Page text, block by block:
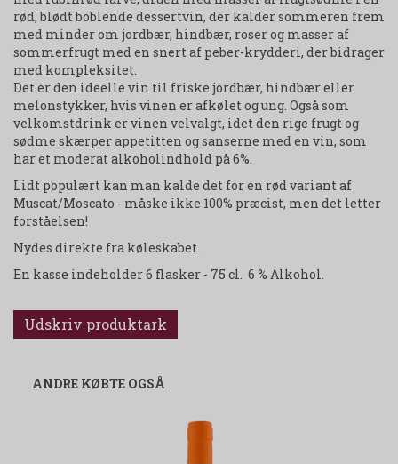
rød, blødt boblende dessertvin, der kalder sommeren frem
med minder om jordbær, hindbær, roser og masser af
sommerfrugt med en snert af peber-krydderi, der bidrager
med kompleksitet.
Det er den ideelle vin til friske jordbær, hindbær eller
melonstykker, hvis vinen er afkølet og ung. Også som
velkomstdrink er vinen velvalgt, idet den rige frugt og
sødme skærper appetitten og sanserne med en vin, som
har et moderat alkoholindhold på 6%.
Lidt populært kan man kalde det for en rød variant af
Muscat/Moscato - måske ikke 100% præcist, men det letter
forståelsen!
Nydes direkte fra køleskabet.
En kasse indeholder 6 flasker - 75 cl. 6 % Alkohol.
Udskriv produktark
ANDRE KØBTE OGSÅ